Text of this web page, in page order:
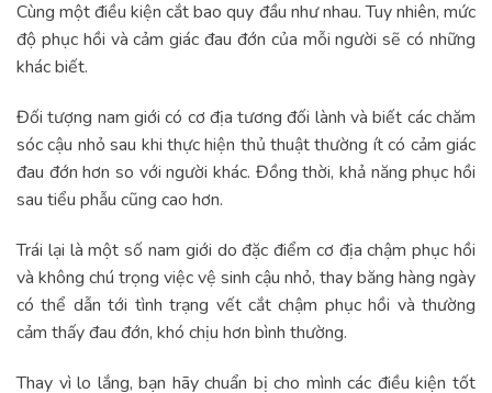
Cùng một điều kiện cắt bao quy đầu như nhau. Tuy nhiên, mức
độ phục hồi và cảm giác đau đớn của mỗi người sẽ có những
khác biết.
Đối tượng nam giới có cơ địa tương đối lành và biết các chăm
sóc cậu nhỏ sau khi thực hiện thủ thuật thường ít có cảm giác
đau đớn hơn so với người khác. Đồng thời, khả năng phục hồi
sau tiểu phẫu cũng cao hơn.
Trái lại là một số nam giới do đặc điểm cơ địa chậm phục hồi
và không chú trọng việc vệ sinh cậu nhỏ, thay băng hàng ngày
có thể dẫn tới tình trạng vết cắt chậm phục hồi và thường
cảm thấy đau đớn, khó chịu hơn bình thường.
Thay vì lo lắng, bạn hãy chuẩn bị cho mình các điều kiện tốt